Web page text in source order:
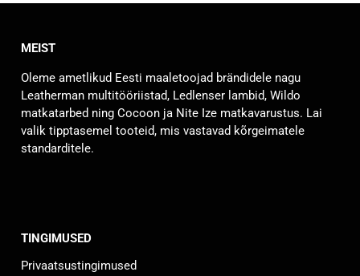
MEIST
Oleme ametlikud Eesti maaletoojad brändidele nagu
Leatherman multitööriistad, Ledlenser lambid, Wildo
matkatarbed ning Cocoon ja Nite Ize matkavarustus. Lai
valik tipptasemel tooteid, mis vastavad kõrgeimatele
standarditele.
TINGIMUSED
Privaatsustingimused